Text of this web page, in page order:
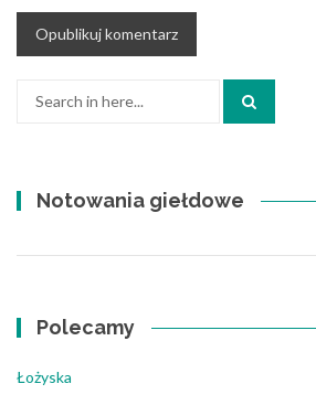
Notowania giełdowe
Polecamy
Łożyska